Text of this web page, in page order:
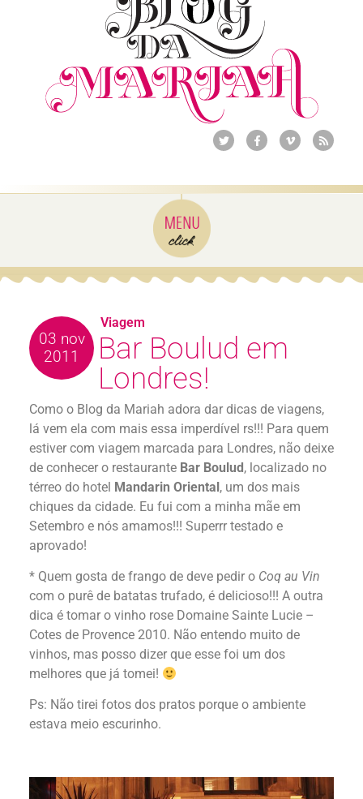
03 nov
2011
Bar Boulud em
Londres!
Como o Blog da Mariah adora dar dicas de viagens,
lá vem ela com mais essa imperdível rs!!! Para quem
estiver com viagem marcada para Londres, não deixe
de conhecer o restaurante Bar Boulud, localizado no
térreo do hotel Mandarin Oriental, um dos mais
chiques da cidade. Eu fui com a minha mãe em
Setembro e nós amamos!!! Superrr testado e
aprovado!
* Quem gosta de frango de deve pedir o Coq au Vin
com o purê de batatas trufado, é delicioso!!! A outra
dica é tomar o vinho rose Domaine Sainte Lucie –
Cotes de Provence 2010. Não entendo muito de
vinhos, mas posso dizer que esse foi um dos
melhores que já tomei!
Ps: Não tirei fotos dos pratos porque o ambiente
estava meio escurinho.
Viagem